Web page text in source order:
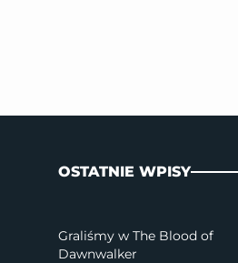
OSTATNIE WPISY
Graliśmy w The Blood of
Dawnwalker